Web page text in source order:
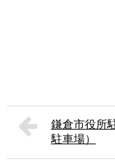
鎌倉市役所
駐車場）